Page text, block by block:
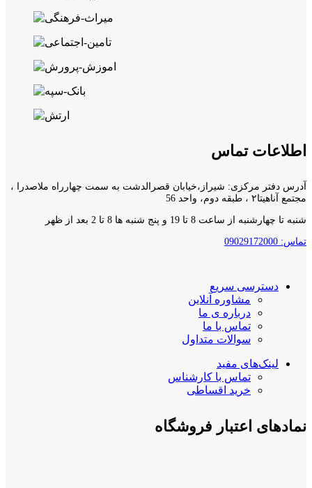
اطلاعات تماس
آدرس دفتر مرکزی: شیراز،خیابان قصرالدشت به سمت چهارراه ملاصدرا ،
مجتمع آناهیتا۲ ، طبقه دوم، واحد 56
شنبه تا چهارشنبه از ساعت 8 تا 19 و پنج شنبه ها 8 تا 2 بعد از ظهر
تماس: 09029172000
دسترسی سریع
مشاوره آنلاین
درباره ی ما
تماس با ما
سوالات متداول
لینک‌های مفید
تماس با کارشناس
خرید اقساطی
نمادهای اعتبار فروشگاه